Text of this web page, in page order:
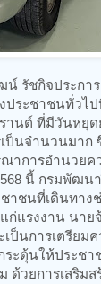
น์ รัชกิจประการ
ประชาชนทั่วไป
านต์ ที่มีวันหยุด
ป็นจำนวนมาก
ณาการอำนวยค
นี้ กรมพัฒน
าชนที่เดินทาง
ก่แรงงาน นาย
ป็นการเตรียม
ะตุ้นให้ประชา
วยการเสริมส